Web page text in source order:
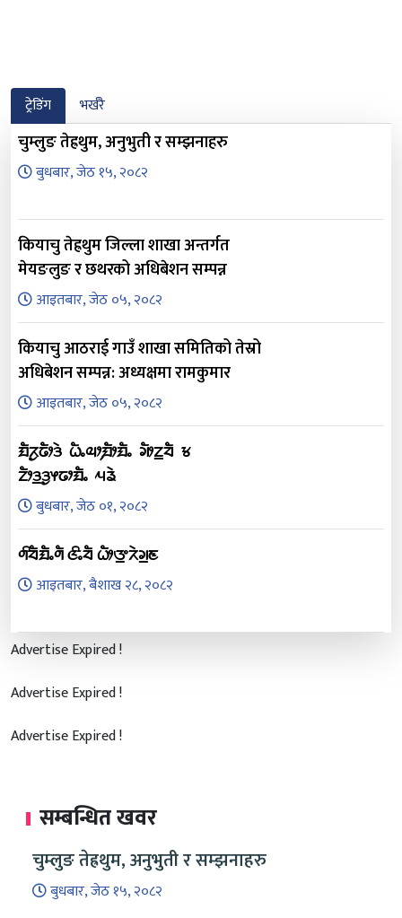
ट्रेडिंग भर्खरै
चुम्लुङ तेह्रथुम, अनुभुती र सम्झनाहरु
बुधबार, जेठ १५, २०८२
कियाचु तेह्रथुम जिल्ला शाखा अन्तर्गत
मेयङलुङ र छथरको अधिबेशन सम्पन्न
आइतबार, जेठ ०५, २०८२
कियाचु आठराई गाउँ शाखा समितिको तेस्रो
अधिबेशन सम्पन्न: अध्यक्षमा रामकुमार
आइतबार, जेठ ०५, २०८२
ᤀᤠᤖᤢᤒᤥᤋᤧ ᤐᤠᤱᤓᤣ᤹ᤀᤥᤀᤠᤱ ᤆᤥᤁ᤻ᤔᤠ ᤃ
ᤁᤥᤋ᤻ᤋᤢᤶᤒᤣᤀᤠᤱ ᤘᤕᤧ
बुधबार, जेठ ०१, २०८२
ᤛᤡᤔᤠᤀᤠᤱᤛᤠ ᤜᤡᤱᤔᤠ ᤐᤥᤅ᤻ᤖᤧᤆ᤻ᤇ
आइतबार, बैशाख २८, २०८२
Advertise Expired !
Advertise Expired !
Advertise Expired !
सम्बन्धित खवर
चुम्लुङ तेह्रथुम, अनुभुती र सम्झनाहरु
बुधबार, जेठ १५, २०८२